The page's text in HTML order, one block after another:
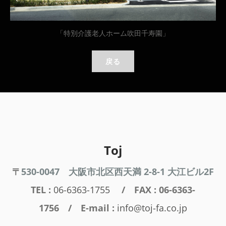
「特別介護老人ホーム吹田千寿園」
戻る
Toj
〒 530-0047 大阪市北区西天満 2-8-1 大江ビル2F
TEL : 06-6363-1755 / FAX : 06-6363-
1756 / E-mail : info@toj-fa.co.jp